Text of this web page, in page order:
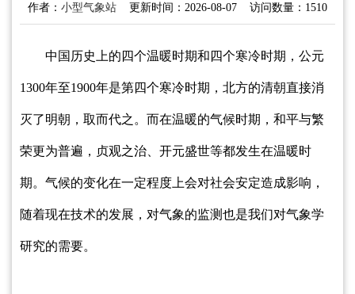
作者： 小型气象站 更新时间：2026-08-07 访问数量：1510
中国历史上的四个温暖时期和四个寒冷时期，公元
1300年至1900年是第四个寒冷时期，北方的清朝直接消
灭了明朝，取而代之。而在温暖的气候时期，和平与繁
荣更为普遍，贞观之治、开元盛世等都发生在温暖时
期。气候的变化在一定程度上会对社会安定造成影响，
随着现在技术的发展，对气象的监测也是我们对气象学
研究的需要。